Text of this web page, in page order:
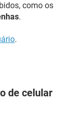
como os
.
.
de celular